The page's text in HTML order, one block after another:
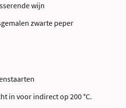
wijn
zwarte peper
in voor indirect op 200 °C.